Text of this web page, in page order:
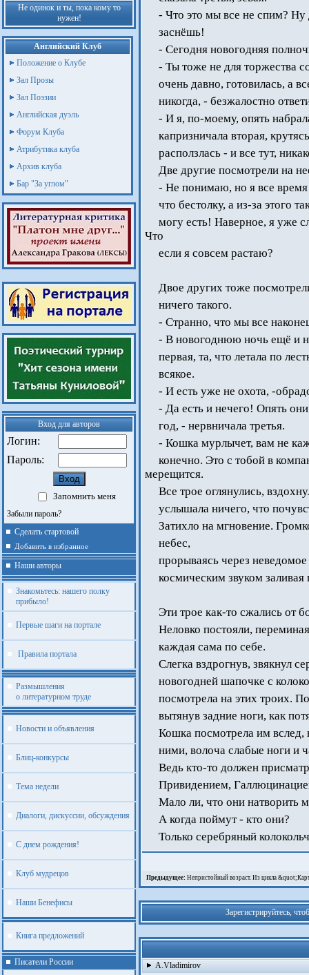
Не одинок и ты, пока кому то
нужен!
Английский Клуб
Положение о Клубе
Зал Прозы
Зал Поэзии
Английская дуэль
Форум Клуба
Атрибутика клуба
Архив клуба
Бар "За углом"
Вход для авторов
Логин:
Пароль:
Запомнить меня
Забыли пароль?
Сделать стартовой
Добавить в избранное
Наши авторы
Знакомьтесь: нашего полку
прибыло!
Первые шаги на портале
Правила портала
Размышления
о литературном труде
Новости и объявления
Блиц-конкурсы
Тема недели
Диалоги, дискуссии, обсуждения
С днем рождения!
Клуб мудрецов
Наши Бенефисы
Книга предложений
Писатели России
- Что это мы все не спим? Ну
заснёшь!
- Сегодня новогодняя
- Ты тоже не для торжества
очень давно, готовилась, а
никогда, - безжалостно
- И я, по-моему, опять
капризничала вторая,
расползлась - и все тут,
Две другие посмотрели на
- Не понимаю, но я все время
что бестолку, а из-за этого
могу есть! Наверное, я уже
Что
если я совсем растаю?
Двое других тоже
ничего такого.
- Странно, что мы все
- В новогоднюю ночь ещё и
первая, та, что летала по
всякое.
- И есть уже не охота, -
- Да есть и нечего! Опять
год, - нервничала третья.
- Кошка мурлычет, вам не
конечно. Это с тобой в
мерещится.
Все трое оглянулись,
услышала ничего, что
Затихло на мгновение.
небес,
прорываясь через
космическим звуком
Эти трое как-то сжались от
Неловко постояли,
каждая сама по себе.
Слегка вздрогнув, звякнул
новогодней шапочке с
посмотрела на этих троих.
вытянув задние ноги, как
Кошка посмотрела им вслед,
ними, волоча слабые ноги и
Ведь кто-то должен
Привидением,
Мало ли, что они натворить
А когда поймут - кто они?
Только серебряный
Предыдущее: Непристойный возраст. Из цикла
Зарегистрируйтесь,
A.Vladimirov